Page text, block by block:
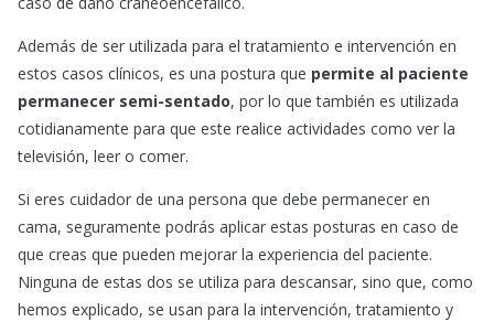
Además de ser utilizada para el tratamiento e intervención en
estos casos clínicos, es una postura que permite al paciente
permanecer semi-sentado, por lo que también es utilizada
cotidianamente para que este realice actividades como ver la
televisión, leer o comer.
Si eres cuidador de una persona que debe permanecer en
cama, seguramente podrás aplicar estas posturas en caso de
que creas que pueden mejorar la experiencia del paciente.
Ninguna de estas dos se utiliza para descansar, sino que, como
hemos explicado, se usan para la intervención, tratamiento y